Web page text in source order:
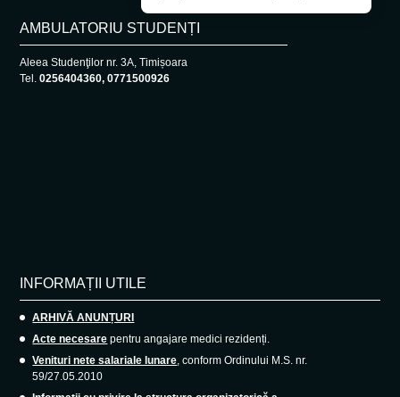
AMBULATORIU STUDENȚI
Aleea Studenţilor nr. 3A, Timișoara
Tel.0256404360, 0771500926
INFORMAȚII UTILE
ARHIVĂ ANUNȚURI
Acte necesare pentru angajare medici rezidenți.
Venituri nete salariale lunare, conform Ordinului M.S. nr.
59/27.05.2010